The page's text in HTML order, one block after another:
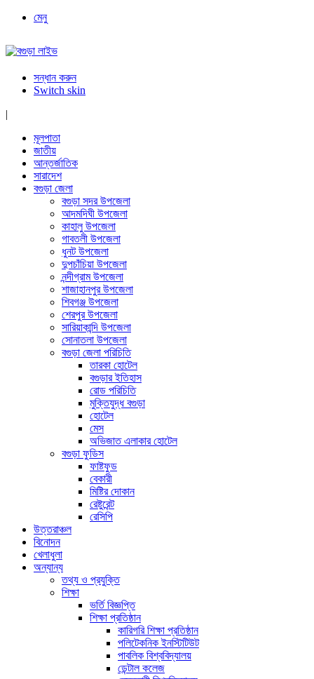
মেনু
সন্ধান করুন
Switch skin
|
মূলপাতা
জাতীয়
আন্তর্জাতিক
সারাদেশ
বগুড়া জেলা
বগুড়া সদর উপজেলা
আদমদিঘী উপজেলা
কাহালু উপজেলা
গাবতলী উপজেলা
ধুনট উপজেলা
দুপচাঁচিয়া উপজেলা
নন্দীগ্রাম উপজেলা
শাজাহানপুর উপজেলা
শিবগঞ্জ উপজেলা
শেরপুর উপজেলা
সারিয়াকান্দি উপজেলা
সোনাতলা উপজেলা
বগুড়া জেলা পরিচিতি
তারকা হোটেল
বগুড়ার ইতিহাস
রোড পরিচিতি
মুক্তিযুদ্ধ বগুড়া
হোটেল
মেস
অভিজাত এলাকার হোটেল
বগুড়া ফুডিস
ফাষ্টফুড
বেকারী
মিষ্টির দোকান
রেষ্টুরেন্ট
রেসিপি
উত্তরাঞ্চল
বিনোদন
খেলাধুলা
অন্যান্য
তথ্য ও প্রযুক্তি
শিক্ষা
ভর্তি বিজ্ঞপ্তি
শিক্ষা প্রতিষ্ঠান
কারিগরি শিক্ষা প্রতিষ্ঠান
পলিটেকনিক ইনস্টিটিউট
পাবলিক বিশ্ববিদ্যালয়
ডেন্টাল কলেজ